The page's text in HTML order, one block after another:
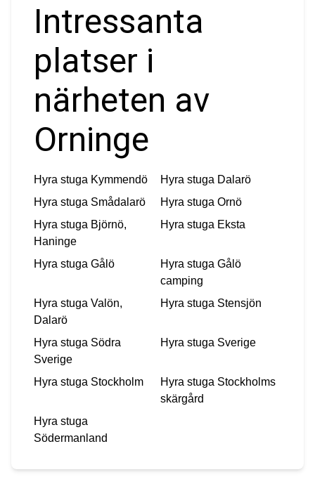
Intressanta
platser i
närheten av
Orninge
Hyra stuga Kymmendö Hyra stuga Dalarö
Hyra stuga Smådalarö Hyra stuga Ornö
Hyra stuga Björnö,
Haninge
Hyra stuga Eksta
Hyra stuga Gålö Hyra stuga Gålö
camping
Hyra stuga Valön,
Dalarö
Hyra stuga Stensjön
Hyra stuga Södra
Sverige
Hyra stuga Sverige
Hyra stuga Stockholm Hyra stuga Stockholms
skärgård
Hyra stuga
Södermanland